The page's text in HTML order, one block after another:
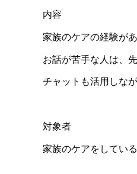
内容
家族のケアの経験が
お話が苦手な人は、
チャットも活用しな
対象者
家族のケアをしてい